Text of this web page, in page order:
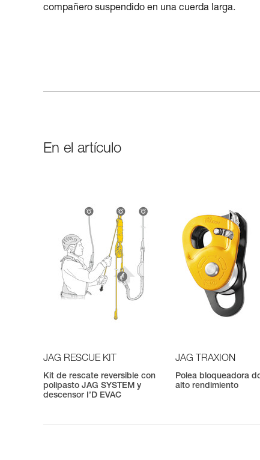
compañero suspendido en una cuerda larga.
En el artículo
JAG RESCUE KIT
Kit de rescate reversible con
polipasto JAG SYSTEM y
descensor I’D EVAC
JAG TRAXION
Polea bloqueadora
alto rendimiento